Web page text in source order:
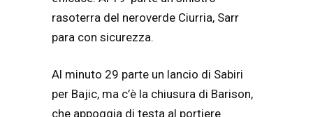
rasoterra del neroverde Ciurria, Sarr
para con sicurezza.
Al minuto 29 parte un lancio di Sabiri
per Bajic, ma c’è la chiusura di Barison,
che appoggia di testa al portiere